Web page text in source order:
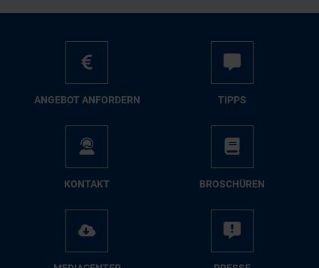
AN­GE­BOT AN­FOR­DERN TIPPS
KON­TAKT BRO­SCHÜ­REN